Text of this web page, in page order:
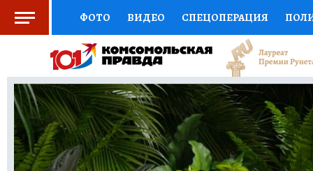
ФОТО ВИДЕО СПЕЦОПЕРАЦИЯ
СОЦПОДДЕРЖКА НАУКА СПОРТ
ВЫБОР ЭКСПЕРТОВ ДОКТОР
КНИЖНАЯ ПОЛКА ПРОГНОЗЫ НА СПОРТ
ПРЕСС-ЦЕНТР НЕДВИЖИМОСТЬ